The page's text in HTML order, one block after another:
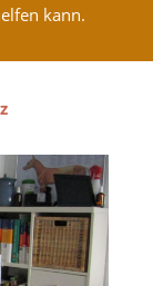
kann.